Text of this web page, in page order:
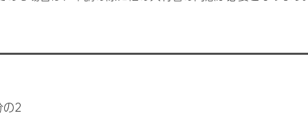
の2